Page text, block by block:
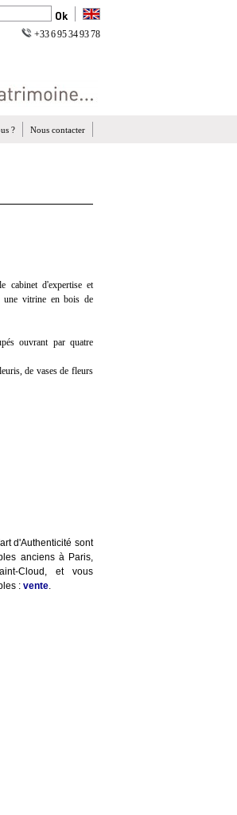
+33 6 95 34 93 78
Nous contacter
?
cabinet d'expertise et
une vitrine en bois de
ouvrant par quatre
de vases de fleurs
d'Authenticité sont
anciens à Paris,
Cloud, et vous
: vente.